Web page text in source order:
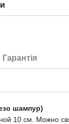
Гарантія
шампур)
10 см. Можно